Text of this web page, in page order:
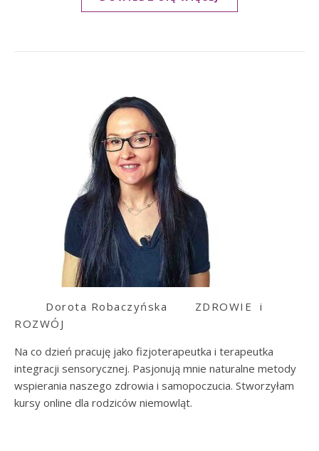
Dorota Robaczyńska ZDROWIE i
ROZWÓJ
Na co dzień pracuję jako fizjoterapeutka i terapeutka
integracji sensorycznej. Pasjonują mnie naturalne metody
wspierania naszego zdrowia i samopoczucia. Stworzyłam
kursy online dla rodziców niemowląt.